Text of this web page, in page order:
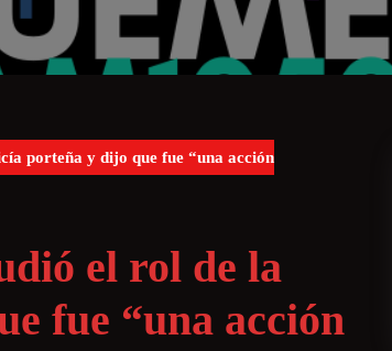
porteña y dijo que fue “una acción
el rol de la
fue “una acción